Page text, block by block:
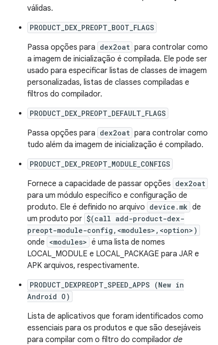
válidas.
PRODUCT_DEX_PREOPT_BOOT_FLAGS
Passa opções para dex2oat para controlar como
a imagem de inicialização é compilada. Ele pode ser
usado para especificar listas de classes de imagem
personalizadas, listas de classes compiladas e
filtros do compilador.
PRODUCT_DEX_PREOPT_DEFAULT_FLAGS
Passa opções para dex2oat para controlar como
tudo além da imagem de inicialização é compilado.
PRODUCT_DEX_PREOPT_MODULE_CONFIGS
Fornece a capacidade de passar opções dex2oat
para um módulo específico e configuração de
produto. Ele é definido no arquivo device.mk de
um produto por $(call add-product-dex-
preopt-module-config,<modules>,<option>)
onde <modules> é uma lista de nomes
LOCAL_MODULE e LOCAL_PACKAGE para JAR e
APK arquivos, respectivamente.
PRODUCT_DEXPREOPT_SPEED_APPS (New in
Android O)
Lista de aplicativos que foram identificados como
essenciais para os produtos e que são desejáveis ​​
para compilar com o filtro do compilador de